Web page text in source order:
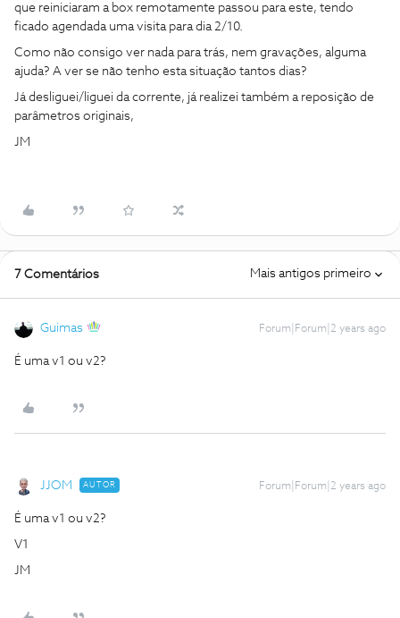
que reiniciaram a box remotamente passou para este, tendo
ficado agendada uma visita para dia 2/10.
Como não consigo ver nada para trás, nem gravações, alguma
ajuda? A ver se não tenho esta situação tantos dias?
Já desliguei/liguei da corrente, já realizei também a reposição de
parâmetros originais,
JM
7 Comentários Mais antigos primeiro
Guimas Forum|Forum|2 years ago
É uma v1 ou v2?
JJOM AUTOR Forum|Forum|2 years ago
É uma v1 ou v2?
V1
JM